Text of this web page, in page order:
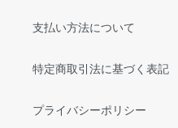
支払い方法について
特定商取引法に基づく表記
プライバシーポリシー